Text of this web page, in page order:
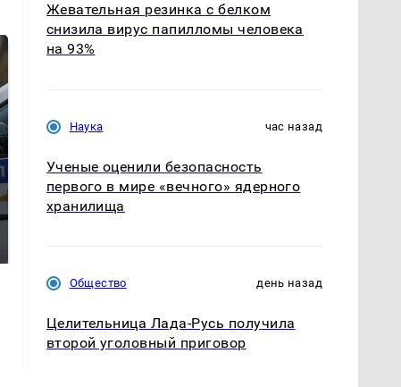
Где будет встреча
Жевательная резинка с белком
снизила вирус папилломы человека
на 93%
Наука час назад
Ученые оценили безопасность
первого в мире «вечного» ядерного
хранилища
Общество день назад
Целительница Лада-Русь получила
второй уголовный приговор